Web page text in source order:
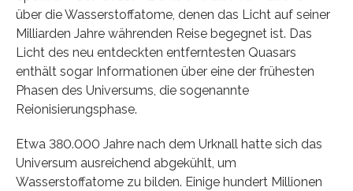
über die Wasserstoffatome, denen das Licht auf seiner
Milliarden Jahre währenden Reise begegnet ist. Das
Licht des neu entdeckten entferntesten Quasars
enthält sogar Informationen über eine der frühesten
Phasen des Universums, die sogenannte
Reionisierungsphase.
Etwa 380.000 Jahre nach dem Urknall hatte sich das
Universum ausreichend abgekühlt, um
Wasserstoffatome zu bilden. Einige hundert Millionen